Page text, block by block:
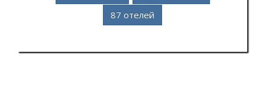
87 отелей